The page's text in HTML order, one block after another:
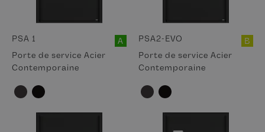
PSA 1
Porte de service Acier
Contemporaine
A
PSA2-EVO
Porte de service Acier
Contemporaine
B